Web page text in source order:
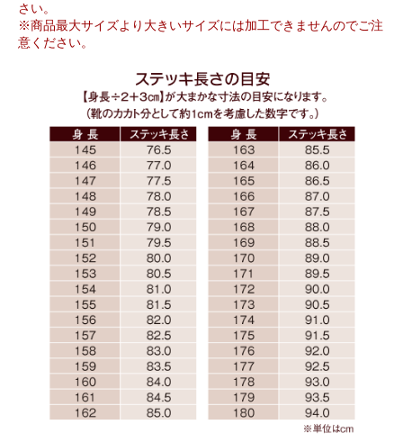
さい。
※商品最大サイズより大きいサイズには加工できませんのでご注
意ください。